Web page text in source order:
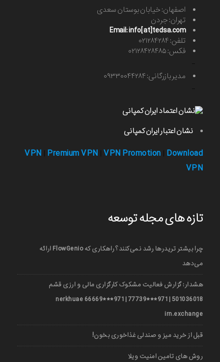
اصفهان: خیابان بوستان سعدی
تهران: جردن
Email: info[at]tedsa.com
تلفن: ۰۲۱۲۸۴۲۸۴
فکس: ۰۲۱۲۸۴۲۸۴۸۵
مدیر بازرگانی: ۰۹۳۳۰۰۴۴۲۸۴
نشان اعتبار ایران کمپانی
VPN Premium VPN VPN Promotion Download
VPN
تازه های مجله توسعه
چرا بیشتر تریدرها رشد نمی‌کنند؟ راهکاری که FlowGenio ارائه
می‌دهد
هشدار: گزارش فعالیت مشکوک کارگزاری مالی و ارزی قشم
501036018 | 971***77739 | 971***66669 nerkhuae
irn.exchange
قبل از خرید میز و صندلی غذاخوری بخون!
روش های تامین امنیت ویلا